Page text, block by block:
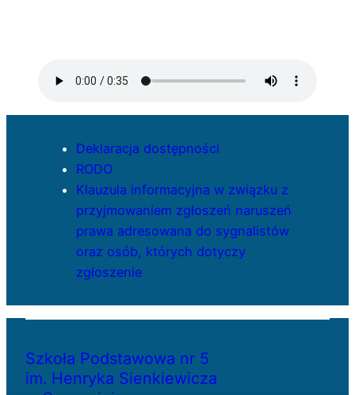
Deklaracja dostępności
RODO
Klauzula informacyjna w związku z
przyjmowaniem zgłoszeń naruszeń
prawa adresowana do sygnalistów
oraz osób, których dotyczy
zgłoszenie
Szkoła Podstawowa nr 5
im. Henryka Sienkiewicza